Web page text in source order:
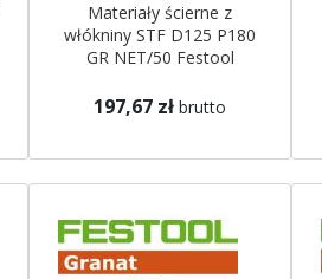
Materiały ścierne z
włókniny STF D125 P180
GR NET/50 Festool
197,67 zł brutto